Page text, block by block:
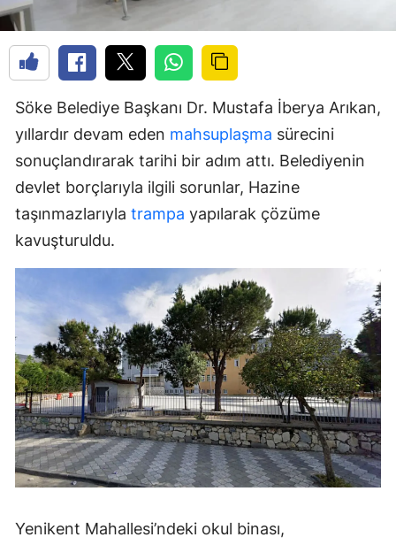
Söke Belediye Başkanı Dr. Mustafa İberya Arıkan,
yıllardır devam eden mahsuplaşma sürecini
sonuçlandırarak tarihi bir adım attı. Belediyenin
devlet borçlarıyla ilgili sorunlar, Hazine
taşınmazlarıyla trampa yapılarak çözüme
kavuşturuldu.
Yenikent Mahallesi’ndeki okul binası,